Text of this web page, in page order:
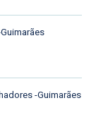
-Guimarães